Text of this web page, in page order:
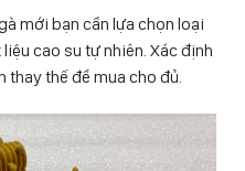
mới bạn cần lựa chọn loại
cao su tự nhiên. Xác định
thay thế để mua cho đủ.